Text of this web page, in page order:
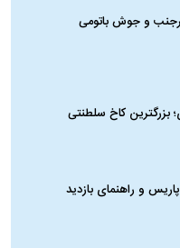
و جوش باتومی
بزرگترین کاخ سلطنتی
و راهنمای بازدید